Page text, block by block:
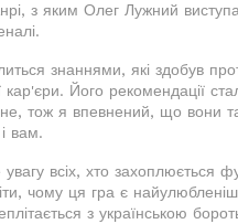
з яким Олег Лужний
знаннями, які здобув
кар'єри. Його рекомендації
тож я впевнений, що вони
вам.
всіх, хто захоплюється
чому ця гра є
з українською